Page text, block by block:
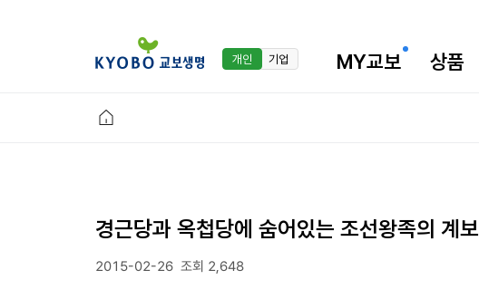
개인 기업 MY교보 상품
경근당과 옥첩당에 숨어있는 조선왕족의 계보
2015-02-26 조회 2,648